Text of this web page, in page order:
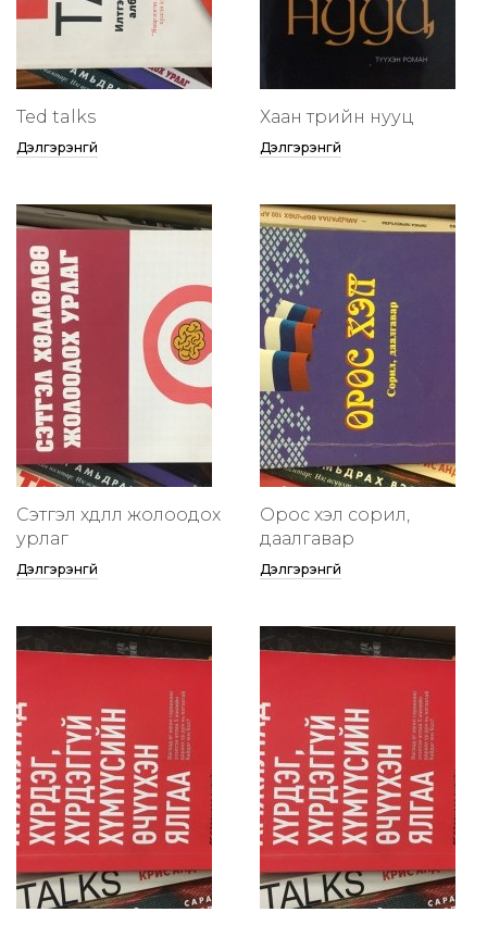
Ted talks
Дэлгэрэнгүй
Хаан төрийн нууц
Дэлгэрэнгүй
Сэтгэл хөдлөлөө жолоодох
урлаг
Дэлгэрэнгүй
Орос хэл сорил,
даалгавар
Дэлгэрэнгүй